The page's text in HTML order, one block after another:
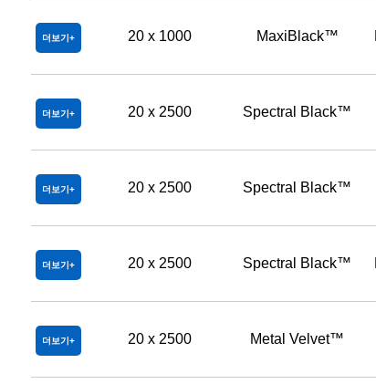
더보기 20 x 1000 MaxiBlack™
더보기 20 x 2500 Spectral Black™
더보기 20 x 2500 Spectral Black™
더보기 20 x 2500 Spectral Black™
더보기 20 x 2500 Metal Velvet™